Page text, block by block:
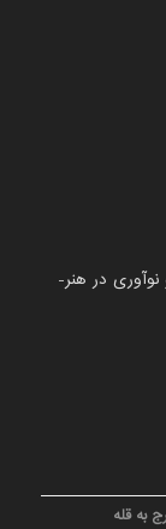
در هنر-
به قله